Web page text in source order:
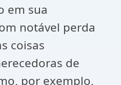
em sua
notável perda
coisas
de
por exemplo,